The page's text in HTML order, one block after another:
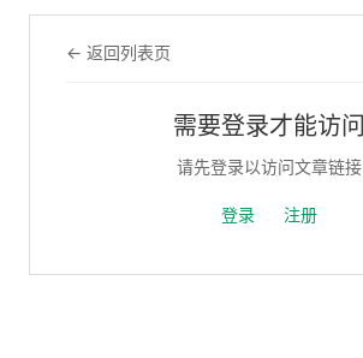
← 返回列表页
需要登录才能访问
请先登录以访问文章链接
登录 注册